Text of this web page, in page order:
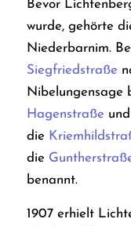
Bevor
wurde, gehörte
Niederbarnim.
Siegfriedstraße
Nibelungensage
Hagenstraße
die
die
benannt.
1907 erhielt